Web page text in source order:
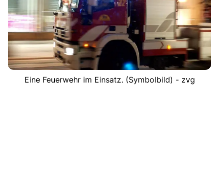
Eine Feuerwehr im Einsatz. (Symbolbild) - zvg